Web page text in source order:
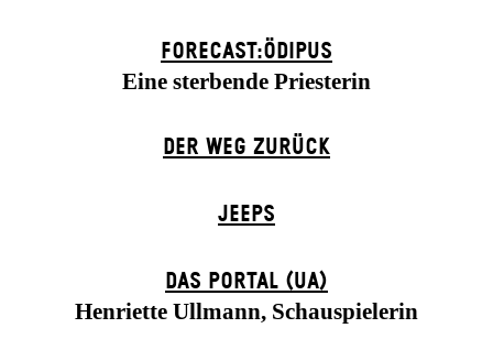
FORECAST:ÖDIPUS
Eine sterbende Priesterin
DER WEG ZU­RÜCK
JEEPS
DAS POR­TAL (UA)
Henriette Ullmann, Schauspielerin